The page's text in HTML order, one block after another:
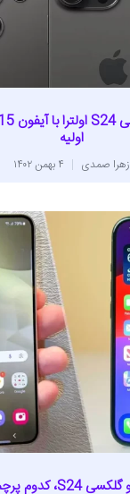
اولیه
زهرا صمدی